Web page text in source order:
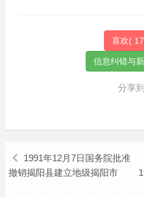
喜欢(
分享
1991年12月7日国务院批准
撤销揭阳县建立地级揭阳市